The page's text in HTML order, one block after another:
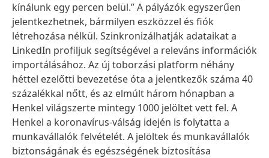
kínálunk egy percen belül.” A pályázók egyszerűen
jelentkezhetnek, bármilyen eszközzel és fiók
létrehozása nélkül. Szinkronizálhatják adataikat a
LinkedIn profiljuk segítségével a releváns információk
importálásához. Az új toborzási platform néhány
héttel ezelőtti bevezetése óta a jelentkezők száma 40
százalékkal nőtt, és az elmúlt három hónapban a
Henkel világszerte mintegy 1000 jelöltet vett fel. A
Henkel a koronavírus-válság idején is folytatta a
munkavállalók felvételét. A jelöltek és munkavállalók
biztonságának és egészségének biztosítása